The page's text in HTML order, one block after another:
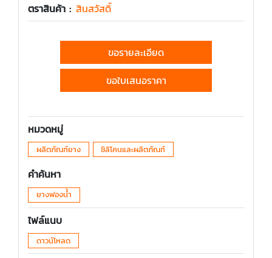
ตราสินค้า : สินสวัสดิ์
ขอรายละเอียด
ขอใบเสนอราคา
หมวดหมู่
ผลิตภัณฑ์ยาง ซิลิโคนและผลิตภัณฑ์
คำค้นหา
ยางฟองน้ำ
ไฟล์แนบ
ดาวน์โหลด